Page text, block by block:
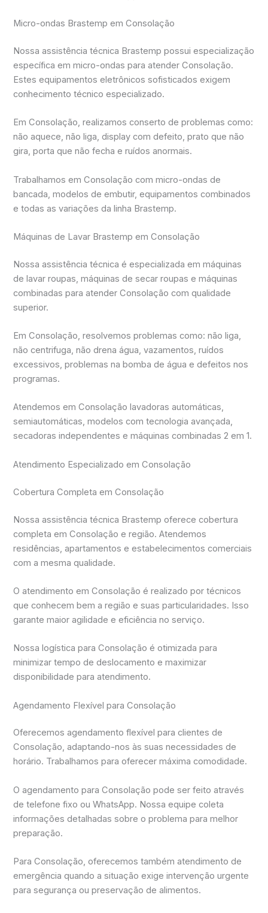
Micro-ondas Brastemp em Consolação
Nossa assistência técnica Brastemp possui especialização
específica em micro-ondas para atender Consolação.
Estes equipamentos eletrônicos sofisticados exigem
conhecimento técnico especializado.
Em Consolação, realizamos conserto de problemas como:
não aquece, não liga, display com defeito, prato que não
gira, porta que não fecha e ruídos anormais.
Trabalhamos em Consolação com micro-ondas de
bancada, modelos de embutir, equipamentos combinados
e todas as variações da linha Brastemp.
Máquinas de Lavar Brastemp em Consolação
Nossa assistência técnica é especializada em máquinas
de lavar roupas, máquinas de secar roupas e máquinas
combinadas para atender Consolação com qualidade
superior.
Em Consolação, resolvemos problemas como: não liga,
não centrifuga, não drena água, vazamentos, ruídos
excessivos, problemas na bomba de água e defeitos nos
programas.
Atendemos em Consolação lavadoras automáticas,
semiautomáticas, modelos com tecnologia avançada,
secadoras independentes e máquinas combinadas 2 em 1.
Atendimento Especializado em Consolação
Cobertura Completa em Consolação
Nossa assistência técnica Brastemp oferece cobertura
completa em Consolação e região. Atendemos
residências, apartamentos e estabelecimentos comerciais
com a mesma qualidade.
O atendimento em Consolação é realizado por técnicos
que conhecem bem a região e suas particularidades. Isso
garante maior agilidade e eficiência no serviço.
Nossa logística para Consolação é otimizada para
minimizar tempo de deslocamento e maximizar
disponibilidade para atendimento.
Agendamento Flexível para Consolação
Oferecemos agendamento flexível para clientes de
Consolação, adaptando-nos às suas necessidades de
horário. Trabalhamos para oferecer máxima comodidade.
O agendamento para Consolação pode ser feito através
de telefone fixo ou WhatsApp. Nossa equipe coleta
informações detalhadas sobre o problema para melhor
preparação.
Para Consolação, oferecemos também atendimento de
emergência quando a situação exige intervenção urgente
para segurança ou preservação de alimentos.